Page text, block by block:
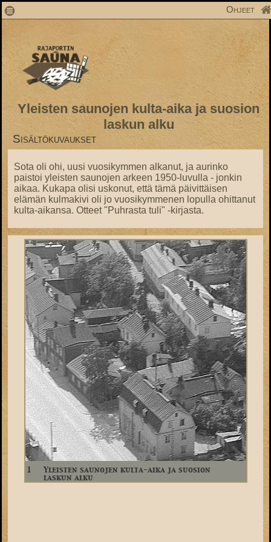
1 Ohjeet
Yleisten saunojen kulta-aika ja suosion
laskun alku
Sisältökuvaukset
Sota oli ohi, uusi vuosikymmen alkanut, ja aurinko
paistoi yleisten saunojen arkeen 1950-luvulla - jonkin
aikaa. Kukapa olisi uskonut, että tämä päivittäisen
elämän kulmakivi oli jo vuosikymmenen lopulla ohittanut
kulta-aikansa. Otteet "Puhrasta tuli" -kirjasta.
1
Yleisten saunojen kulta-aika ja suosion
laskun alku